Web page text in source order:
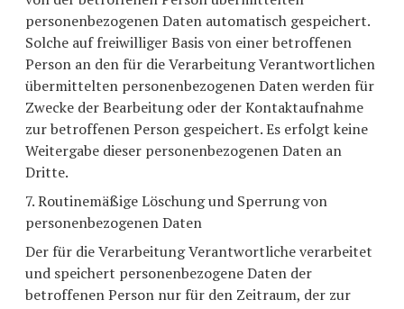
personenbezogenen Daten automatisch gespeichert.
Solche auf freiwilliger Basis von einer betroffenen
Person an den für die Verarbeitung Verantwortlichen
übermittelten personenbezogenen Daten werden für
Zwecke der Bearbeitung oder der Kontaktaufnahme
zur betroffenen Person gespeichert. Es erfolgt keine
Weitergabe dieser personenbezogenen Daten an
Dritte.
7. Routinemäßige Löschung und Sperrung von
personenbezogenen Daten
Der für die Verarbeitung Verantwortliche verarbeitet
und speichert personenbezogene Daten der
betroffenen Person nur für den Zeitraum, der zur